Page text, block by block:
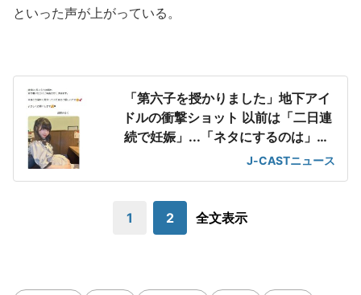
といった声が上がっている。
「第六子を授かりました」地下アイ
ドルの衝撃ショット 以前は「二日連
続で妊娠」...「ネタにするのは」の
J-CASTニュース
1 2 全文表示